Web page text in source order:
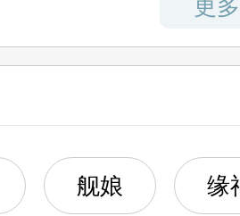
，与迦勒底达成合
界，击溃纳萨力
娜：爽了
开房，绝对搞错了什
更
舰娘 缘